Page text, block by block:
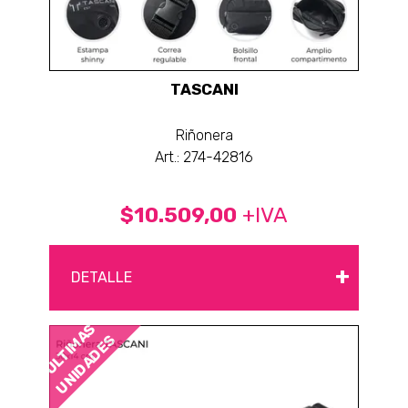
TASCANI
Riñonera
Art.: 274-42816
$10.509,00 +IVA
DETALLE +
ÚLTIMAS
UNIDADES